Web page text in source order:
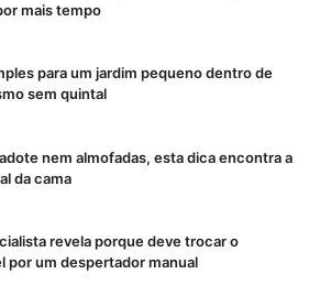
mais tempo
para um jardim pequeno dentro de
sem quintal
nem almofadas, esta dica encontra a
da cama
revela porque deve trocar o
por um despertador manual